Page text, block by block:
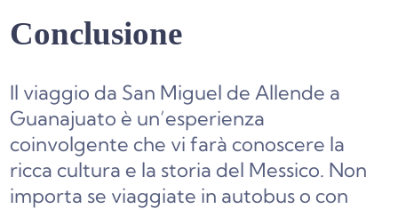
Conclusione
Il viaggio da San Miguel de Allende a
Guanajuato è un’esperienza
coinvolgente che vi farà conoscere la
ricca cultura e la storia del Messico. Non
importa se viaggiate in autobus o con